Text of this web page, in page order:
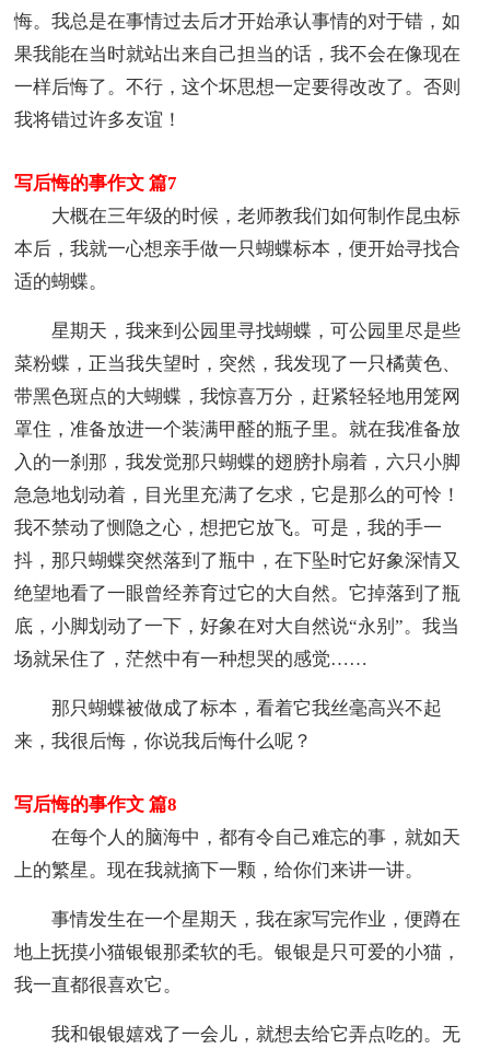
悔。我总是在事情过去后才开始承认事情的对于错，如
果我能在当时就站出来自己担当的话，我不会在像现在
一样后悔了。不行，这个坏思想一定要得改改了。否则
我将错过许多友谊！
写后悔的事作文 篇7
大概在三年级的时候，老师教我们如何制作昆虫标
本后，我就一心想亲手做一只蝴蝶标本，便开始寻找合
适的蝴蝶。
星期天，我来到公园里寻找蝴蝶，可公园里尽是些
菜粉蝶，正当我失望时，突然，我发现了一只橘黄色、
带黑色斑点的大蝴蝶，我惊喜万分，赶紧轻轻地用笼网
罩住，准备放进一个装满甲醛的瓶子里。就在我准备放
入的一刹那，我发觉那只蝴蝶的翅膀扑扇着，六只小脚
急急地划动着，目光里充满了乞求，它是那么的可怜！
我不禁动了恻隐之心，想把它放飞。可是，我的手一
抖，那只蝴蝶突然落到了瓶中，在下坠时它好象深情又
绝望地看了一眼曾经养育过它的大自然。它掉落到了瓶
底，小脚划动了一下，好象在对大自然说“永别”。我当
场就呆住了，茫然中有一种想哭的感觉……
那只蝴蝶被做成了标本，看着它我丝毫高兴不起
来，我很后悔，你说我后悔什么呢？
写后悔的事作文 篇8
在每个人的脑海中，都有令自己难忘的事，就如天
上的繁星。现在我就摘下一颗，给你们来讲一讲。
事情发生在一个星期天，我在家写完作业，便蹲在
地上抚摸小猫银银那柔软的毛。银银是只可爱的小猫，
我一直都很喜欢它。
我和银银嬉戏了一会儿，就想去给它弄点吃的。无